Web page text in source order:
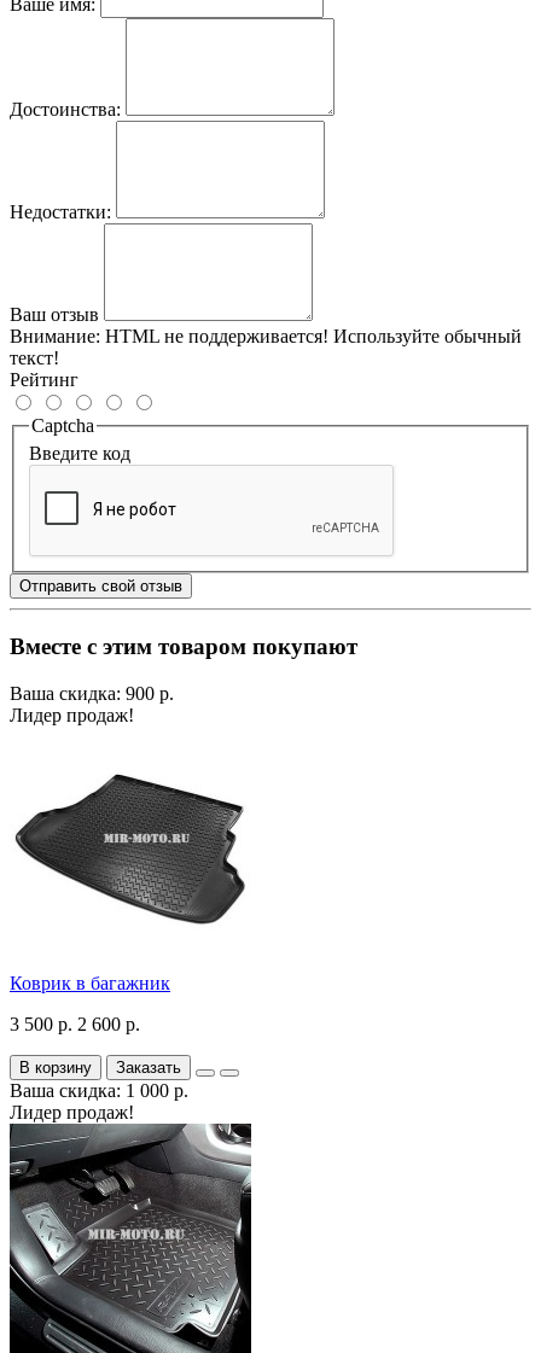
Достоинства:
Недостатки:
Ваш отзыв
Внимание: HTML не поддерживается! Используйте обычный
текст!
Рейтинг
Captcha
Введите код
Отправить свой отзыв
Вместе с этим товаром покупают
Ваша скидка: 900 р.
Лидер продаж!
Коврик в багажник
3 500 р. 2 600 р.
В корзину Заказать
Ваша скидка: 1 000 р.
Лидер продаж!